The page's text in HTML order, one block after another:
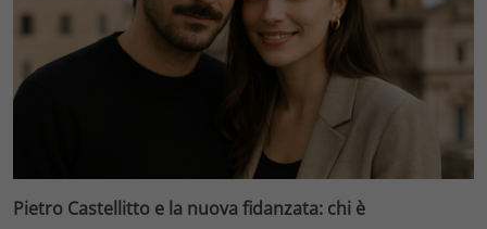
Pietro Castellitto e la nuova fidanzata: chi è